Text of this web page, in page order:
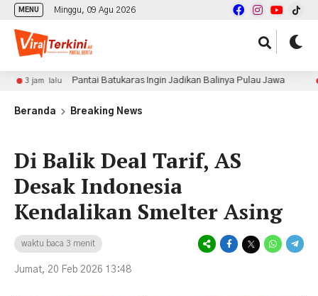
MENU Minggu, 09 Agu 2026
lalu Pantai Batukaras Ingin Jadikan Balinya Pulau Jawa 3 jam
Beranda Breaking News
Di Balik Deal Tarif, AS
Desak Indonesia
Kendalikan Smelter Asing
waktu baca 3 menit
Jumat, 20 Feb 2026 13:48